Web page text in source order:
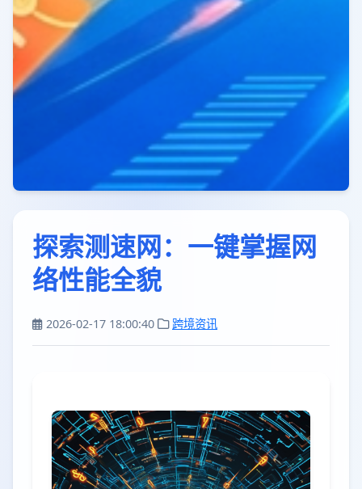
探索测速网：一键掌握网
络性能全貌
2026-02-17 18:00:40 跨境资讯